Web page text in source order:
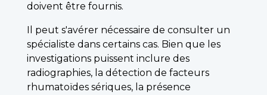
doivent être fournis.
Il peut s'avérer nécessaire de consulter un
spécialiste dans certains cas. Bien que les
investigations puissent inclure des
radiographies, la détection de facteurs
rhumatoïdes sériques, la présence